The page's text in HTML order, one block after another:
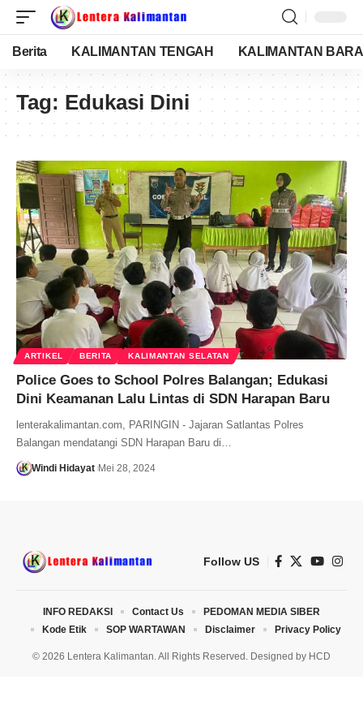
Berita KALIMANTAN TENGAH KALIMANTAN
Tag: Edukasi Dini
ARTIKEL BERITA KALIMANTAN SELATAN
Police Goes to School Polres Balangan; Edukasi
Dini Keamanan Lalu Lintas di SDN Harapan Baru
lenterakalimantan.com, PARINGIN - Jajaran Satlantas Polres
Balangan mendatangi SDN Harapan Baru di…
Windi Hidayat Mei 28, 2024
Follow US
© 2026 Lentera Kalimantan. All Rights Reserved. Designed by HCD
INFO REDAKSI Contact Us
PEDOMAN MEDIA SIBER
Kode Etik
SOP WARTAWAN Disclaimer Privacy Policy